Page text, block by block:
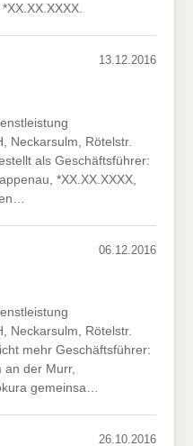
13.12.2016
Neckarsulm, Rötelstr.
als Geschäftsführer:
*XX.XX.XXXX,
06.12.2016
Neckarsulm, Rötelstr.
mehr Geschäftsführer:
an der Murr,
gemeinsa…
26.10.2016